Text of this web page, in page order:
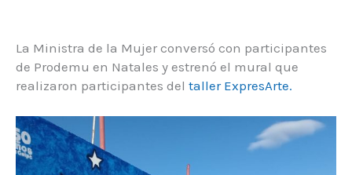
La Ministra de la Mujer conversó con participantes
de Prodemu en Natales y estrenó el mural que
realizaron participantes del taller ExpresArte.